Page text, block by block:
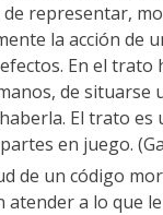
representar,
la acción de
En el trato
de situarse
El trato
en juego.
de un código
a lo que